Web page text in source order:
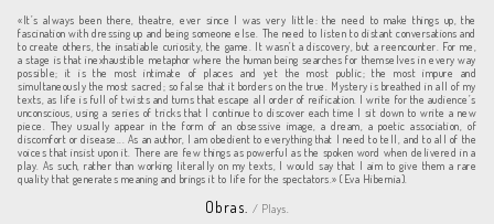
«It’s always been there, theatre, ever since I was very little: the need to make things up, the
fascination with dressing up and being someone else. The need to listen to distant conversations and
to create others, the insatiable curiosity, the game. It wasn’t a discovery, but a reencounter. For me,
a stage is that inexhaustible metaphor where the human being searches for themselves in every way
possible; it is the most intimate of places and yet the most public; the most impure and
simultaneously the most sacred; so false that it borders on the true. Mystery is breathed in all of my
texts, as life is full of twists and turns that escape all order of reification. I write for the audience’s
unconscious, using a series of tricks that I continue to discover each time I sit down to write a new
piece. They usually appear in the form of an obsessive image, a dream, a poetic association, of
discomfort or disease... As an author, I am obedient to everything that I need to tell, and to all of the
voices that insist upon it. There are few things as powerful as the spoken word when delivered in a
play. As such, rather than working literally on my texts, I would say that I aim to give them a rare
quality that generates meaning and brings it to life for the spectators.» (Eva Hibernia).
Obras. / Plays.